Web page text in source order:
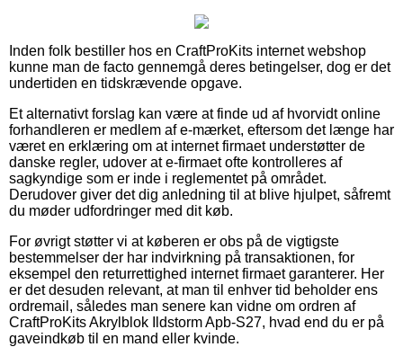
Inden folk bestiller hos en CraftProKits internet webshop
kunne man de facto gennemgå deres betingelser, dog er det
undertiden en tidskrævende opgave.
Et alternativt forslag kan være at finde ud af hvorvidt online
forhandleren er medlem af e-mærket, eftersom det længe har
været en erklæring om at internet firmaet understøtter de
danske regler, udover at e-firmaet ofte kontrolleres af
sagkyndige som er inde i reglementet på området.
Derudover giver det dig anledning til at blive hjulpet, såfremt
du møder udfordringer med dit køb.
For øvrigt støtter vi at køberen er obs på de vigtigste
bestemmelser der har indvirkning på transaktionen, for
eksempel den returrettighed internet firmaet garanterer. Her
er det desuden relevant, at man til enhver tid beholder ens
ordremail, således man senere kan vidne om ordren af
CraftProKits Akrylblok Ildstorm Apb-S27, hvad end du er på
gaveindkøb til en mand eller kvinde.